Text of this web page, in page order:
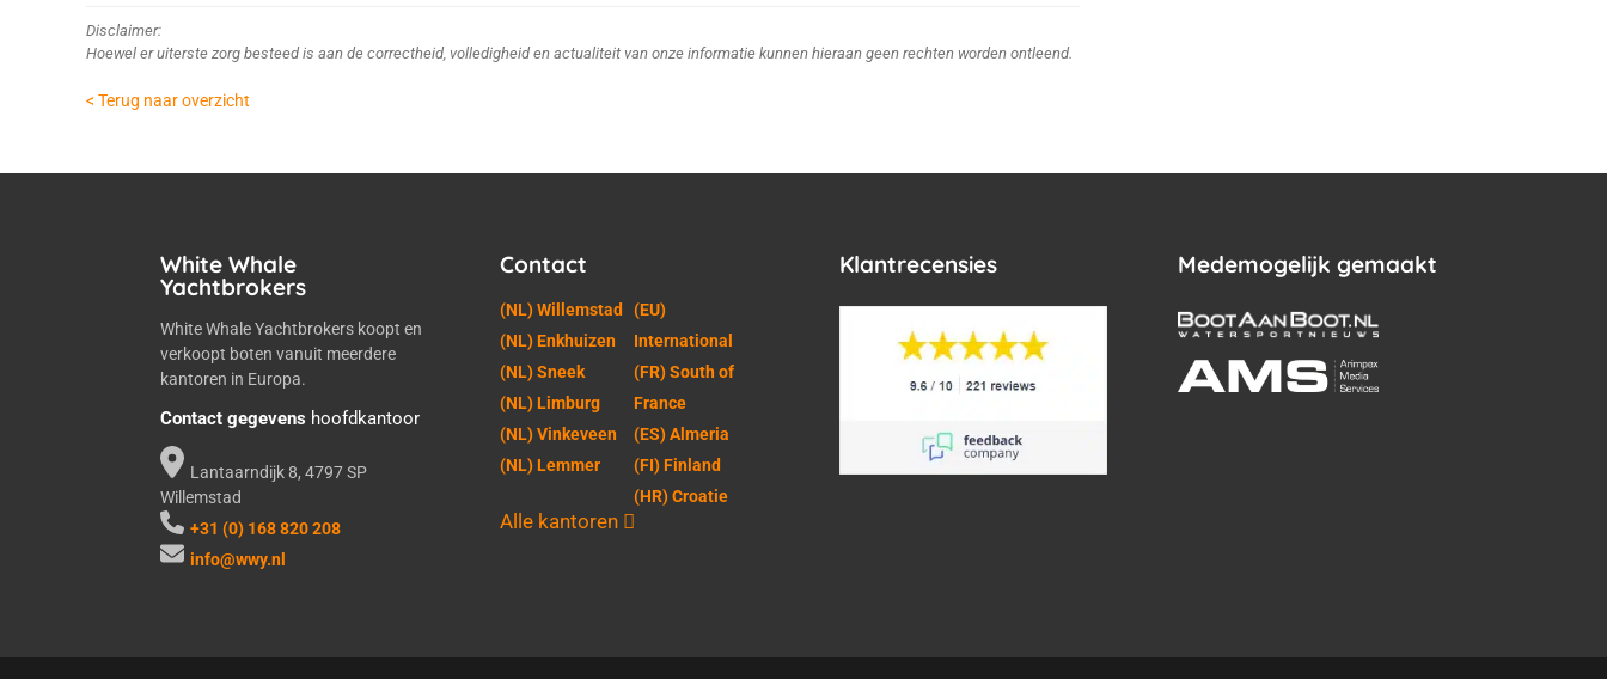
Disclaimer:
Hoewel er uiterste zorg besteed is aan de correctheid, volledigheid en actualiteit van onze informatie kunnen hieraan geen rechten worden ontleend.
< Terug naar overzicht
White Whale
Yachtbrokers
White Whale Yachtbrokers koopt en
verkoopt boten vanuit meerdere
kantoren in Europa.
Contact gegevens hoofdkantoor
Lantaarndijk 8, 4797 SP
Willemstad
+31 (0) 168 820 208
info@wwy.nl
Contact
(NL) Willemstad
(NL) Enkhuizen
(NL) Sneek
(NL) Limburg
(NL) Vinkeveen
(NL) Lemmer
(EU)
International
(FR) South of
France
(ES) Almeria
(FI) Finland
(HR) Croatie
Alle kantoren
Klantrecensies Medemogelijk gemaakt